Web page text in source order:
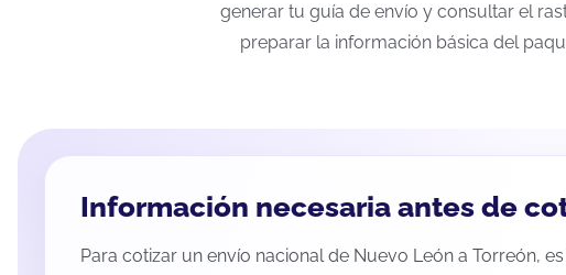
generar tu guía de envío y consultar el
preparar la información básica del
Información necesaria antes de
Para cotizar un envío nacional de Nuevo León a Torreón,